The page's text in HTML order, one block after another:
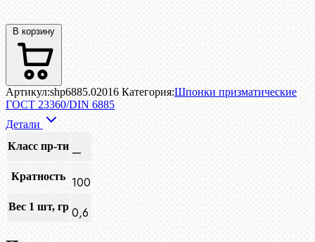
В корзину
Артикул:shp6885.02016 Категория:Шпонки призматические
ГОСТ 23360/DIN 6885
Детали
Класс пр-ти —
Кратность 100
Вес 1 шт, гр 0,6